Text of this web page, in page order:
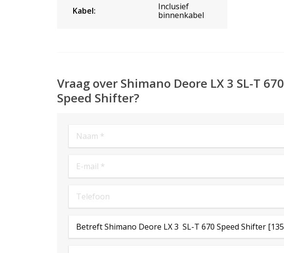
Kabel:
Inclusief
binnenkabel
Vraag over Shimano Deore LX 3 SL-T 670
Speed Shifter?